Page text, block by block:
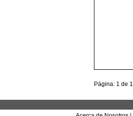
Página: 1 de 1